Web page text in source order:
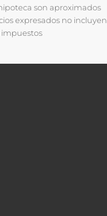
son aproximados
expresados no incluyen
impuestos